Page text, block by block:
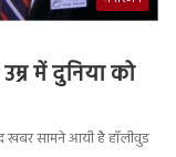
में दुनिया को
खबर सामने आयी है हॉलीवुड